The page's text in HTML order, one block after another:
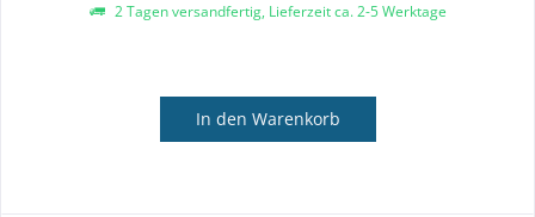
2 Tagen versandfertig, Lieferzeit ca. 2-5 Werktage
In den Warenkorb